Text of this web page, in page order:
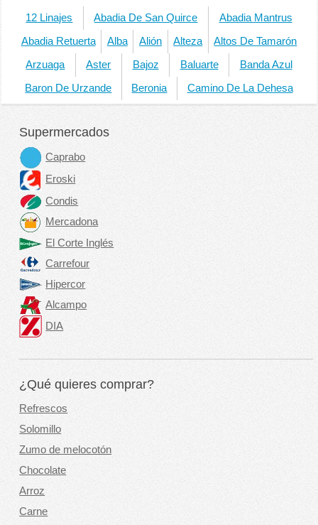
12 Linajes Abadia De San Quirce Abadia Mantrus
Abadia Retuerta Alba Alión Alteza Altos De Tamarón
Arzuaga Aster Bajoz Baluarte Banda Azul
Baron De Urzande Beronia Camino De La Dehesa
Supermercados
Caprabo
Eroski
Condis
Mercadona
El Corte Inglés
Carrefour
Hipercor
Alcampo
DIA
¿Qué quieres comprar?
Refrescos
Solomillo
Zumo de melocotón
Chocolate
Arroz
Carne